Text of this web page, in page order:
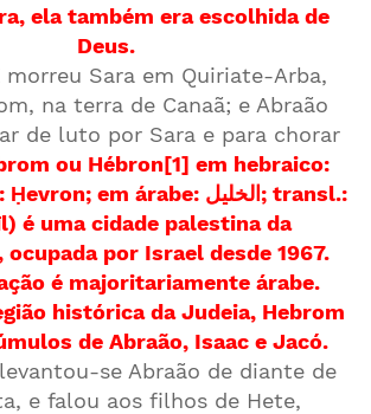
ela também era escolhida de
Deus.
morreu Sara em Quiriate-Arba,
na terra de Canaã; e Abraão
de luto por Sara e para chorar
ou Hébron[1] em hebraico:
é uma cidade palestina da
ocupada por Israel desde 1967.
é majoritariamente árabe.
histórica da Judeia, Hebrom
de Abraão, Isaac e Jacó.
se Abraão de diante de
e falou aos filhos de Hete,